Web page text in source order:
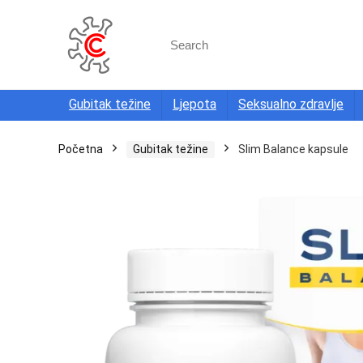
for:
Gubitak težine Ljepota Seksualno zdravlje
Početna Gubitak težine Slim Balance kapsule